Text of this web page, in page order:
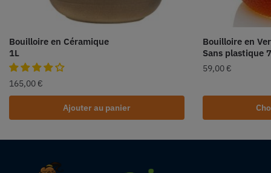
Bouilloire en Céramique
1L
165,00 €
Ajouter au panier
Bouilloire en
Sans plastique
59,00 €